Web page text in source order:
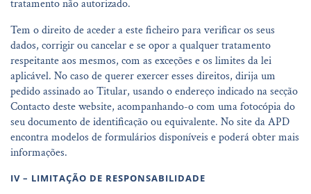
tratamento não autorizado.
Tem o direito de aceder a este ficheiro para verificar os seus
dados, corrigir ou cancelar e se opor a qualquer tratamento
respeitante aos mesmos, com as exceções e os limites da lei
aplicável. No caso de querer exercer esses direitos, dirija um
pedido assinado ao Titular, usando o endereço indicado na secção
Contacto deste website, acompanhando-o com uma fotocópia do
seu documento de identificação ou equivalente. No site da APD
encontra modelos de formulários disponíveis e poderá obter mais
informações.
IV – LIMITAÇÃO DE RESPONSABILIDADE